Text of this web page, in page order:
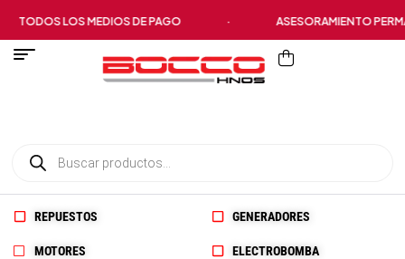
TODOS LOS MEDIOS DE PAGO ASESORAMIENTO
REPUESTOS GENERADORES
MOTORES ELECTROBOMBA